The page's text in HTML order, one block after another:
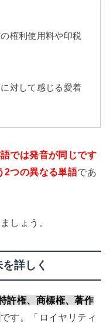
権利使用料や印税
対して感じる愛着
では発音が同じです
つの異なる単語であ
しょう。
詳しく
許権、商標権、著作
です。「ロイヤリティ